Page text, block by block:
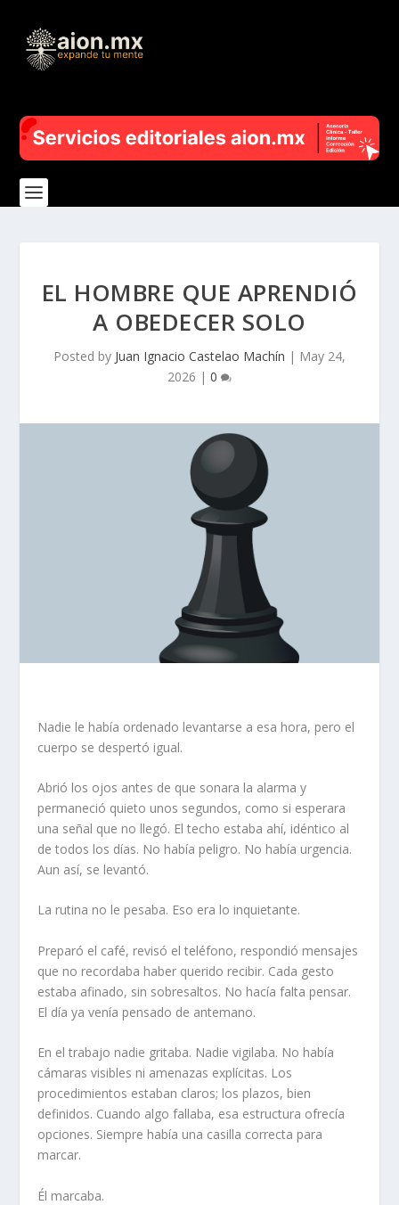
EL HOMBRE QUE APRENDIÓ
A OBEDECER SOLO
Posted by Juan Ignacio Castelao Machín | May 24,
2026 | 0
Nadie le había ordenado levantarse a esa hora, pero el
cuerpo se despertó igual.
Abrió los ojos antes de que sonara la alarma y
permaneció quieto unos segundos, como si esperara
una señal que no llegó. El techo estaba ahí, idéntico al
de todos los días. No había peligro. No había urgencia.
Aun así, se levantó.
La rutina no le pesaba. Eso era lo inquietante.
Preparó el café, revisó el teléfono, respondió mensajes
que no recordaba haber querido recibir. Cada gesto
estaba afinado, sin sobresaltos. No hacía falta pensar.
El día ya venía pensado de antemano.
En el trabajo nadie gritaba. Nadie vigilaba. No había
cámaras visibles ni amenazas explícitas. Los
procedimientos estaban claros; los plazos, bien
definidos. Cuando algo fallaba, esa estructura ofrecía
opciones. Siempre había una casilla correcta para
marcar.
Él marcaba.